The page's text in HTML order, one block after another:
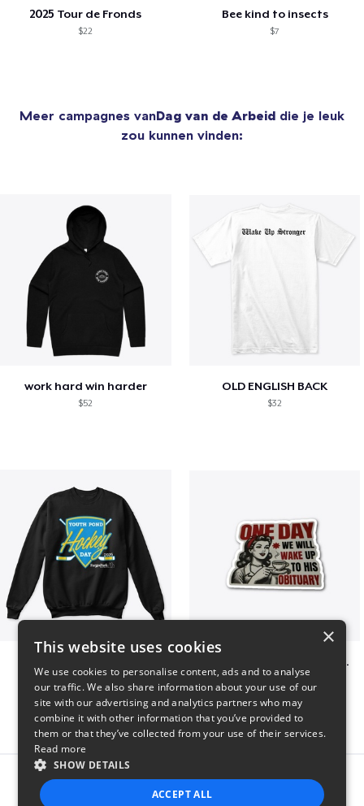
2025 Tour de Fronds
$22
Bee kind to insects
$7
Meer campagnes vanDag van de Arbeid die je leuk
zou kunnen vinden:
work hard win harder
$52
OLD ENGLISH BACK
$32
ONE DAY WE WILL WAKE UP TO HIS OBITUARY
Report this product
×
This website uses cookies
We use cookies to personalise content, ads and to analyse
our traffic. We also share information about your use of our
site with our advertising and analytics partners who may
combine it with other information that you’ve provided to
them or that they’ve collected from your use of their services.
Read more
SHOW DETAILS
ACCEPT ALL